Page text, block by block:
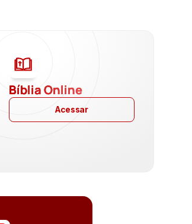
Bíblia Online
Acessar